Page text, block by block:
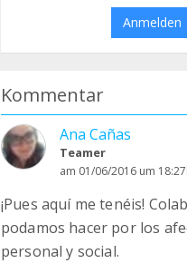
Anmelden
Kommentar
Ana Cañas
Teamer
am 01/06/2016 um
¡Pues aquí me tenéis!
podamos hacer por los
personal y social.